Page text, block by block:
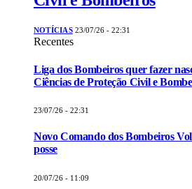
NOTÍCIAS 23/07/26 - 22:31
Recentes
Liga dos Bombeiros quer fazer
Ciências de Proteção Civil e
23/07/26 - 22:31
Novo Comando dos Bombeiros
posse
20/07/26 - 11:09